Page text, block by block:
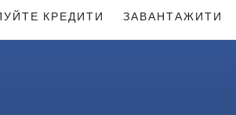
КРЕДИТИ ЗАВАНТАЖИТИ